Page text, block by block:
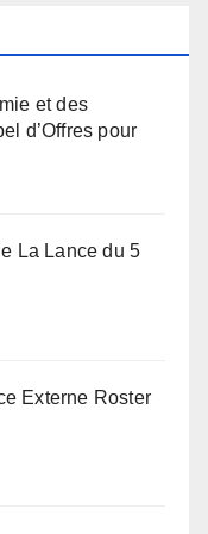
et des
d’Offres pour
La Lance du 5
Externe Roster